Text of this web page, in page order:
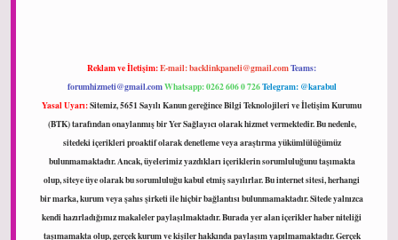
Reklam ve İletişim:E-mail:backlinkpaneli@gmail.comTeams:
forumhizmeti@gmail.comWhatsapp: 0262 606 0 726Telegram: @karabul
Yasal Uyarı:Sitemiz, 5651 Sayılı Kanun gereğince Bilgi Teknolojileri ve İletişim Kurumu
(BTK) tarafından onaylanmış bir Yer Sağlayıcı olarak hizmet vermektedir. Bu nedenle,
sitedeki içerikleri proaktif olarak denetleme veya araştırma yükümlülüğümüz
bulunmamaktadır. Ancak, üyelerimiz yazdıkları içeriklerin sorumluluğunu taşımakta
olup, siteye üye olarak bu sorumluluğu kabul etmiş sayılırlar. Bu internet sitesi, herhangi
bir marka, kurum veya şahıs şirketi ile hiçbir bağlantısı bulunmamaktadır. Sitede yalnızca
kendi hazırladığımız makaleler paylaşılmaktadır. Burada yer alan içerikler haber niteliği
taşımamakta olup, gerçek kurum ve kişiler hakkında paylaşım yapılmamaktadır. Gerçek